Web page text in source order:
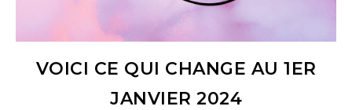
VOICI CE QUI CHANGE AU 1ER
JANVIER 2024